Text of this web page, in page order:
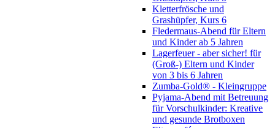
Kletterfrösche und
Grashüpfer, Kurs 6
Fledermaus-Abend für Eltern
und Kinder ab 5 Jahren
Lagerfeuer - aber sicher! für
(Groß-) Eltern und Kinder
von 3 bis 6 Jahren
Zumba-Gold® - Kleingruppe
Pyjama-Abend mit Betreuung
für Vorschulkinder: Kreative
und gesunde Brotboxen